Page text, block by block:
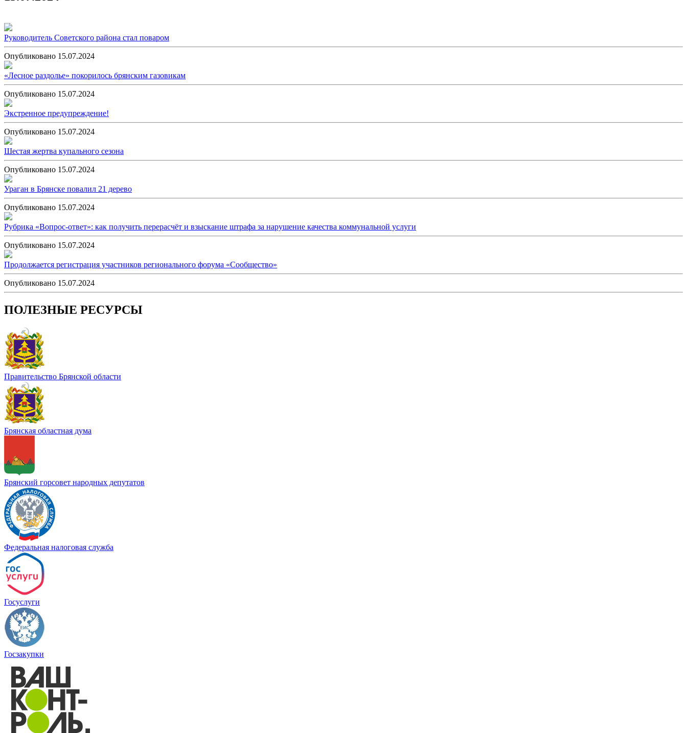
Руководитель Советского района стал поваром
Опубликовано 15.07.2024
«Лесное раздолье» покорилось брянским газовикам
Опубликовано 15.07.2024
Экстренное предупреждение!
Опубликовано 15.07.2024
Шестая жертва купального сезона
Опубликовано 15.07.2024
Ураган в Брянске повалил 21 дерево
Опубликовано 15.07.2024
Рубрика «Вопрос-ответ»: как получить перерасчёт и взыскание штрафа за нарушение качества коммунальной услуги
Опубликовано 15.07.2024
Продолжается регистрация участников регионального форума «Сообщество»
Опубликовано 15.07.2024
ПОЛЕЗНЫЕ РЕСУРСЫ
Правительство Брянской области
Брянская областная дума
Брянский горсовет народных депутатов
Федеральная налоговая служба
Госуслуги
Госзакупки